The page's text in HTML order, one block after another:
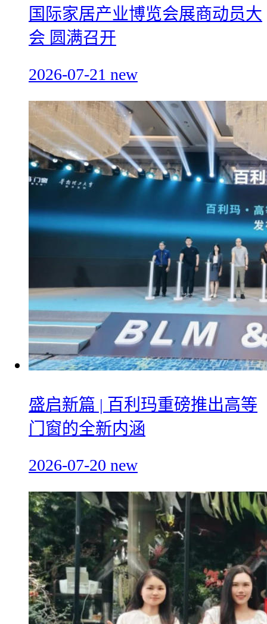
国际家居产业博览会展商动员大
会 圆满召开
2026-07-21 new
盛启新篇 | 百利玛重磅推出高等
门窗的全新内涵
2026-07-20 new